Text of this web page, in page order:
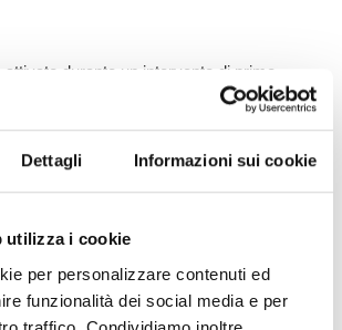
Dettagli Informazioni sui cookie
utilizza i cookie
per personalizzare contenuti ed
funzionalità dei social media e per
durante un intervento di primo
interattivo REC-VISIO 118 consente
anche attivare ulteriori collegamenti in
della zona distretto della Valle del Serchio.
introducendo nuovi sensori per il
vitali del paziente e tecniche di